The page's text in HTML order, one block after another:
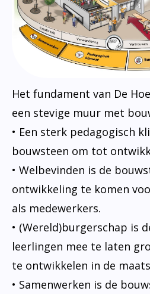
Het fundament van De
een stevige muur met
• Een sterk pedagogisch
bouwsteen om tot
• Welbevinden is de
ontwikkeling te komen
als medewerkers.
• (Wereld)burgerschap is
leerlingen mee te laten
te ontwikkelen in de
• Samenwerken is de